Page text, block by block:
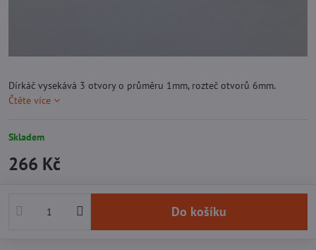
Dírkáč vysekává 3 otvory o průměru 1mm, rozteč otvorů 6mm.
Čtěte více
Skladem
266 Kč
Do košíku